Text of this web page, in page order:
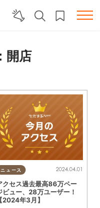
開店
ニュース 2024.04.01
クセス過去最高86万ペー
ビュー、28万ユーザー！
【2024年3月】